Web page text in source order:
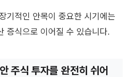
기적인 안목이 중요한 시기에는
증식으로 이어질 수 있습니다.
주식 투자를 완전히 쉬어